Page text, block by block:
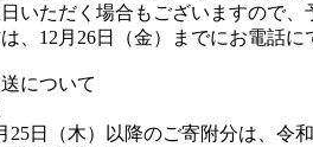
いただく場合もございますので、
、12月26日（金）までにお電話に
について
日（木）以降のご寄附分は、令